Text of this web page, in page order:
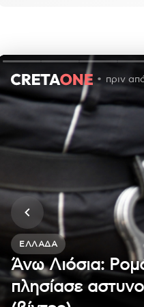
πριν
ΕΛΛΆΔΑ
Άνω Λιόσια:
πλησίασε